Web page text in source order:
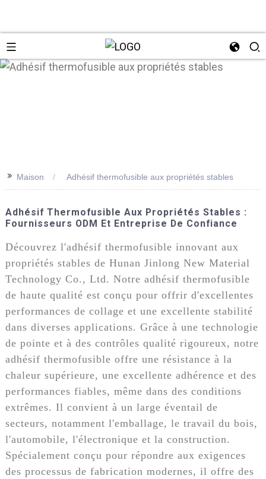
>> Maison Adhésif thermofusible aux propriétés stables
Adhésif Thermofusible Aux Propriétés Stables :
Fournisseurs ODM Et Entreprise De Confiance
Découvrez l'adhésif thermofusible innovant aux
propriétés stables de Hunan Jinlong New Material
Technology Co., Ltd. Notre adhésif thermofusible
de haute qualité est conçu pour offrir d'excellentes
performances de collage et une excellente stabilité
dans diverses applications. Grâce à une technologie
de pointe et à des contrôles qualité rigoureux, notre
adhésif thermofusible offre une résistance à la
chaleur supérieure, une excellente adhérence et des
performances fiables, même dans des conditions
extrêmes. Il convient à un large éventail de
secteurs, notamment l'emballage, le travail du bois,
l'automobile, l'électronique et la construction.
Spécialement conçu pour répondre aux exigences
des processus de fabrication modernes, il offre des